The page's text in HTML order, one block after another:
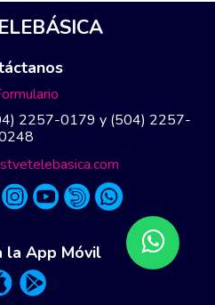
2257-0179 y (504) 2257-
la App Móvil